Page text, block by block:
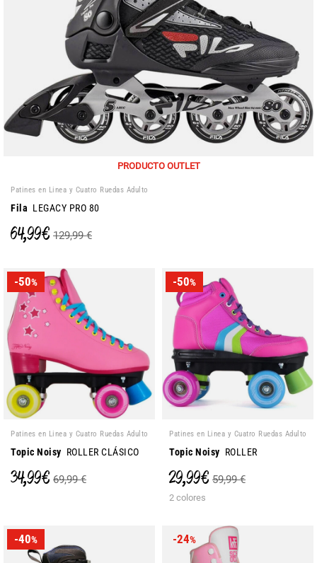
PRODUCTO OUTLET
Patines en Linea y Cuatro Ruedas Adulto
Fila LEGACY PRO 80
64,99 € 129,99 €
-50%
Patines en Linea y Cuatro Ruedas Adulto
Topic Noisy ROLLER CLÁSICO
34,99 € 69,99 €
-50%
Patines en Linea y Cuatro Ruedas Adulto
Topic Noisy ROLLER
29,99 € 59,99 €
2 colores
-40% -24%